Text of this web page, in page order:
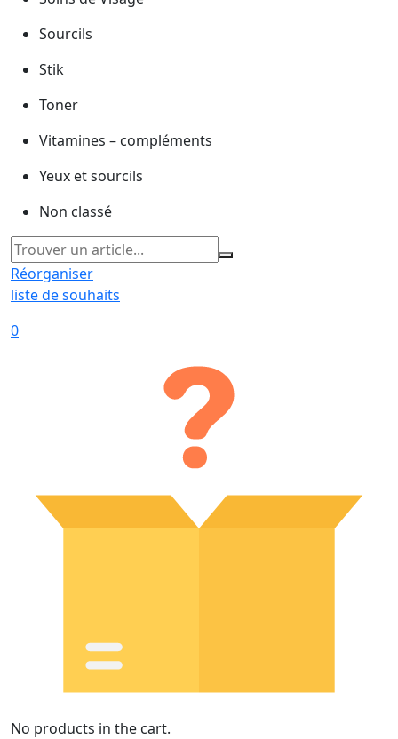
Sourcils
Stik
Toner
Vitamines – compléments
Yeux et sourcils
Non classé
Réorganiser
liste de souhaits
0
No products in the cart.